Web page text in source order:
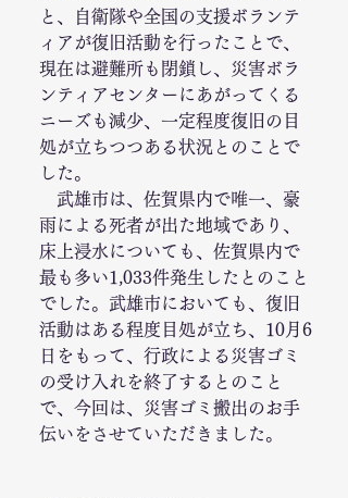
と、自衛隊や全国の支援ボランテ
ィアが復旧活動を行ったことで、
現在は避難所も閉鎖し、災害ボラ
ンティアセンターにあがってくる
ニーズも減少、一定程度復旧の目
処が立ちつつある状況とのことで
した。
武雄市は、佐賀県内で唯一、豪
雨による死者が出た地域であり、
床上浸水についても、佐賀県内で
最も多い1,033件発生したとのこと
でした。武雄市においても、復旧
活動はある程度目処が立ち、10月6
日をもって、行政による災害ゴミ
の受け入れを終了するとのこと
で、今回は、災害ゴミ搬出のお手
伝いをさせていただきました。